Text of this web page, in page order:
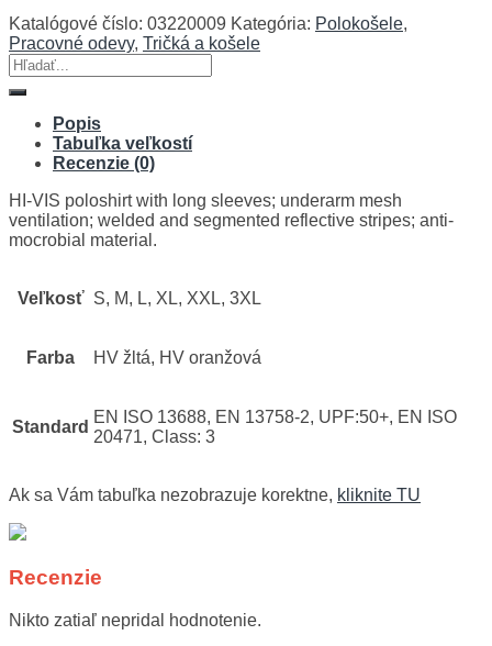
Katalógové číslo: 03220009 Kategória: Polokošele,
Pracovné odevy, Tričká a košele
Hľadať:
Popis
Tabuľka veľkostí
Recenzie (0)
HI-VIS poloshirt with long sleeves; underarm mesh
ventilation; welded and segmented reflective stripes; anti-
mocrobial material.
Veľkosť S, M, L, XL, XXL, 3XL
Farba HV žltá, HV oranžová
Standard
EN ISO 13688, EN 13758-2, UPF:50+, EN ISO
20471, Class: 3
Ak sa Vám tabuľka nezobrazuje korektne, kliknite TU
Recenzie
Nikto zatiaľ nepridal hodnotenie.